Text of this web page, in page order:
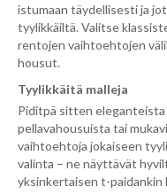
istumaan täydellisesti ja
tyylikkäiltä. Valitse
rentojen vaihtoehtojen
housut.
Tyylikkäitä malleja
Piditpä sitten
pellavahousuista tai
vaihtoehtoja jokaiseen
valinta – ne näyttävät
yksinkertaisen t-paidankin